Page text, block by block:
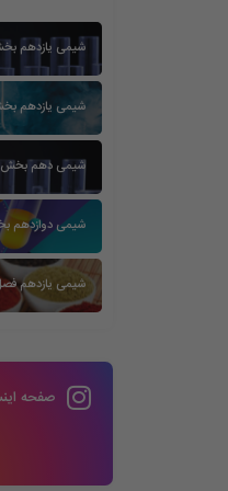
شیمی یازدهم
شیمی یازدهم
شیمی دهم بخش
شیمی دوازدهم
شیمی یازدهم
صفحه